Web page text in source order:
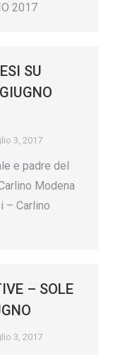
2017
SU
3, 2017
e padre del
Modena
– Carlino
– SOLE
3, 2017